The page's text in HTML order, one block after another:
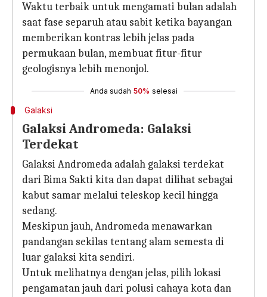
Waktu terbaik untuk mengamati bulan adalah
saat fase separuh atau sabit ketika bayangan
memberikan kontras lebih jelas pada
permukaan bulan, membuat fitur-fitur
geologisnya lebih menonjol.
Anda sudah 50% selesai
Galaksi
Galaksi Andromeda: Galaksi
Terdekat
Galaksi Andromeda adalah galaksi terdekat
dari Bima Sakti kita dan dapat dilihat sebagai
kabut samar melalui teleskop kecil hingga
sedang.
Meskipun jauh, Andromeda menawarkan
pandangan sekilas tentang alam semesta di
luar galaksi kita sendiri.
Untuk melihatnya dengan jelas, pilih lokasi
pengamatan jauh dari polusi cahaya kota dan